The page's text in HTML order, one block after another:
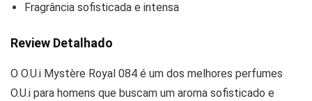
Fragrância sofisticada e intensa
Review Detalhado
O O.U.i Mystère Royal 084 é um dos melhores perfumes
O.U.i para homens que buscam um aroma sofisticado e